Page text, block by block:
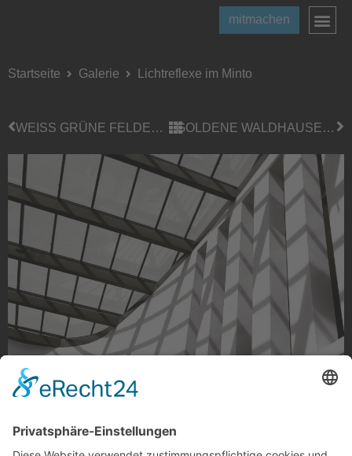
mitmachen
Startseite Galerie Lichtreflexe im Minto
WEISS GRÜNE FELDERGRENZE AUS DER LUFT GOLDENE WALDHAUSENER STRASSE